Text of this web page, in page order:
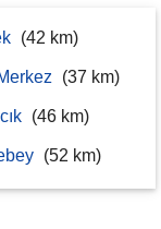
(42 km)
(37 km)
(46 km)
(52 km)